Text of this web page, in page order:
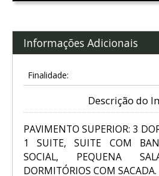
Informações Adicionais
Finalidade:
Descrição do
PAVIMENTO SUPERIOR: 3
1 SUITE, SUITE COM
SOCIAL, PEQUENA
DORMITÓRIOS COM SACADA.